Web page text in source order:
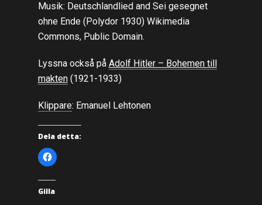
Musik: Deutschlandlied and Sei gesegnet
ohne Ende (Polydor 1930) Wikimedia
Commons, Public Domain.
Lyssna också på Adolf Hitler – Bohemen till
makten(1921-1933)
Klippare: Emanuel Lehtonen
Dela detta:
K
l
k
a
f
Gilla